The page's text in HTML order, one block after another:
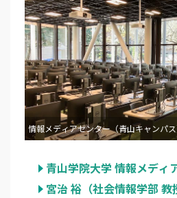
情報メディアセンター（青山キャンパ
青山学院大学 情報メディ
宮治 裕（社会情報学部